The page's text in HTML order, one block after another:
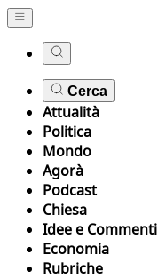
Cerca
Attualità
Politica
Mondo
Agorà
Podcast
Chiesa
Idee e Commenti
Economia
Rubriche